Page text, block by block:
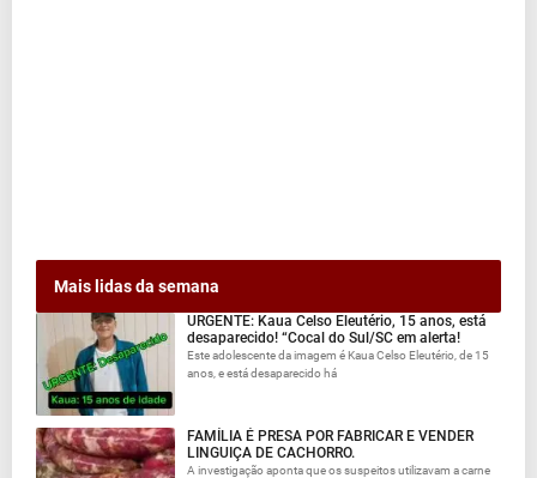
Mais lidas da semana
URGENTE: Kaua Celso Eleutério, 15 anos, está
desaparecido! “Cocal do Sul/SC em alerta!
Este adolescente da imagem é Kaua Celso Eleutério, de 15
anos, e está desaparecido há
FAMÍLIA É PRESA POR FABRICAR E VENDER
LINGUIÇA DE CACHORRO.
A investigação aponta que os suspeitos utilizavam a carne